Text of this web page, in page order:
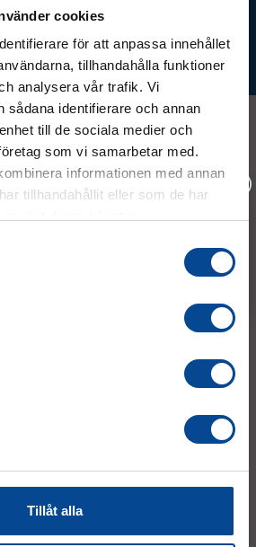
cookies
för att anpassa innehållet
tillhandahålla funktioner
analysera vår trafik. Vi
sådana identifierare och annan
till de sociala medier och
som vi samarbetar med.
informationen med annan
tillhandahållit eller som de har
Tillåt alla
Prenumerera